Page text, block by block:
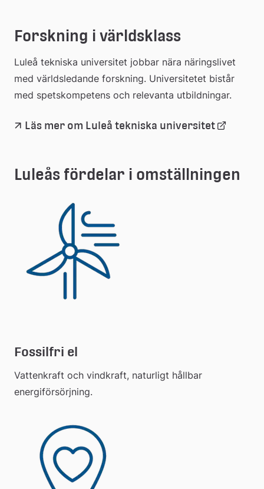
Forskning i världsklass
Luleå tekniska universitet jobbar nära näringslivet
med världsledande forskning. Universitetet bistår
med spetskompetens och relevanta utbildningar.
Läs mer om Luleå tekniska universitetLänk
Luleås fördelar i omställningen
Fossilfri el
Vattenkraft och vindkraft, naturligt hållbar
energiförsörjning.